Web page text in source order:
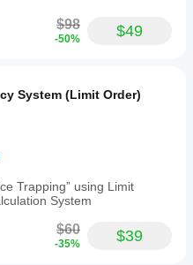
$98
-50% $49
System (Limit Order)
Trapping” using Limit
System
$60
-35% $39